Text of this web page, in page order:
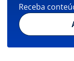
Receba